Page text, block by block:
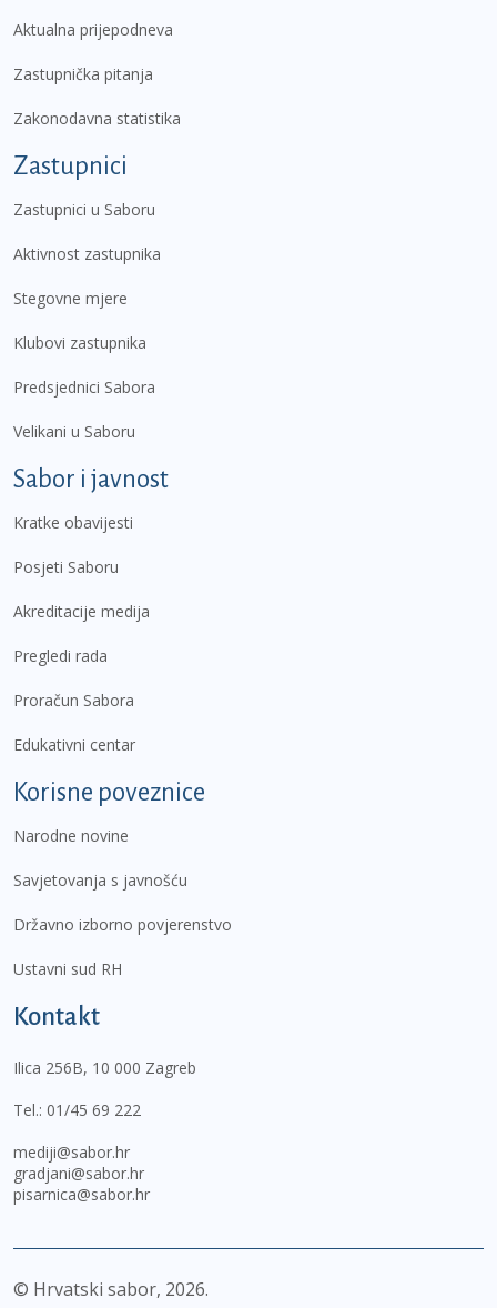
Aktualna prijepodneva
Zastupnička pitanja
Zakonodavna statistika
Zastupnici
Zastupnici u Saboru
Aktivnost zastupnika
Stegovne mjere
Klubovi zastupnika
Predsjednici Sabora
Velikani u Saboru
Sabor i javnost
Kratke obavijesti
Posjeti Saboru
Akreditacije medija
Pregledi rada
Proračun Sabora
Edukativni centar
Korisne poveznice
Narodne novine
Savjetovanja s javnošću
Državno izborno povjerenstvo
Ustavni sud RH
Kontakt
Ilica 256B, 10 000 Zagreb
Tel.: 01/45 69 222
mediji@sabor.hr
gradjani@sabor.hr
pisarnica@sabor.hr
© Hrvatski sabor, 2026